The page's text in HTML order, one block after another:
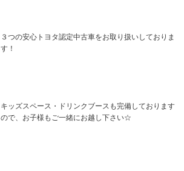
３つの安心トヨタ認定中古車をお取り扱いしておりま
す！
キッズスペース・ドリンクブースも完備しております
ので、お子様もご一緒にお越し下さい☆